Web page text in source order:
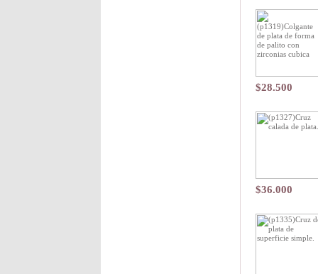
$28.500
$36.000